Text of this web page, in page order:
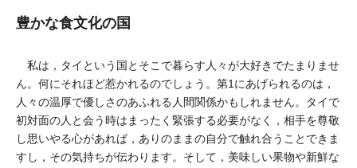
豊かな食文化の国
私は，タイという国とそこで暮らす人々が大好きでたまりませ
ん。何にそれほど惹かれるのでしょう。第1にあげられるのは，
人々の温厚で優しさのあふれる人間関係かもしれません。タイで
初対面の人と会う時はまったく緊張する必要がなく，相手を尊敬
し思いやる心があれば，ありのままの自分で触れ合うことできま
すし，その気持ちが伝わります。そして，美味しい果物や新鮮な